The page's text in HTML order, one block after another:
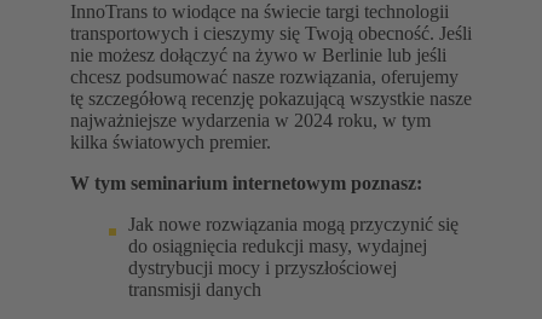
InnoTrans to wiodące na świecie targi technologii
transportowych i cieszymy się Twoją obecność. Jeśli
nie możesz dołączyć na żywo w Berlinie lub jeśli
chcesz podsumować nasze rozwiązania, oferujemy
tę szczegółową recenzję pokazującą wszystkie nasze
najważniejsze wydarzenia w 2024 roku, w tym
kilka światowych premier.
W tym seminarium internetowym poznasz:
Jak nowe rozwiązania mogą przyczynić się
do osiągnięcia redukcji masy, wydajnej
dystrybucji mocy i przyszłościowej
transmisji danych